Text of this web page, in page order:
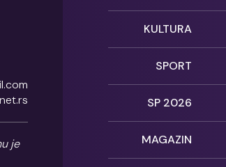
je
KULTURA
SPORT
SP 2026
MAGAZIN